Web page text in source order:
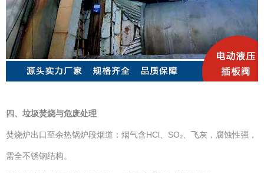
四、垃圾焚烧与危废处理
焚烧炉出口至余热锅炉段烟道：烟气含HCl、SO₂、飞灰，腐蚀性强，
需全不锈钢结构。